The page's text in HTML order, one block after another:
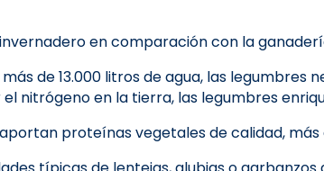
en comparación con la
de 13.000 litros de agua, las
nitrógeno en la tierra, las legumbres
proteínas vegetales de calidad,